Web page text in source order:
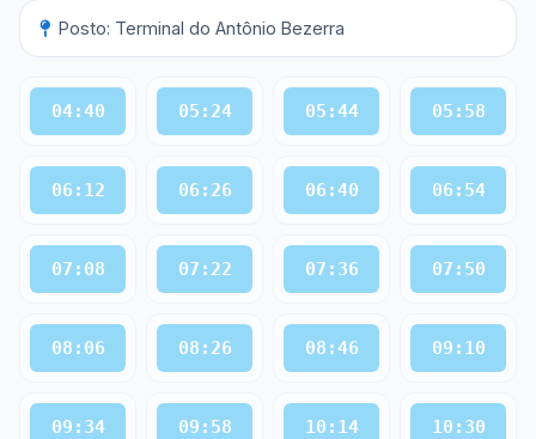
Posto: Terminal do Antônio Bezerra
04:40 05:24 05:44 05:58
06:12 06:26 06:40 06:54
07:08 07:22 07:36 07:50
08:06 08:26 08:46 09:10
09:34 09:58 10:14 10:30